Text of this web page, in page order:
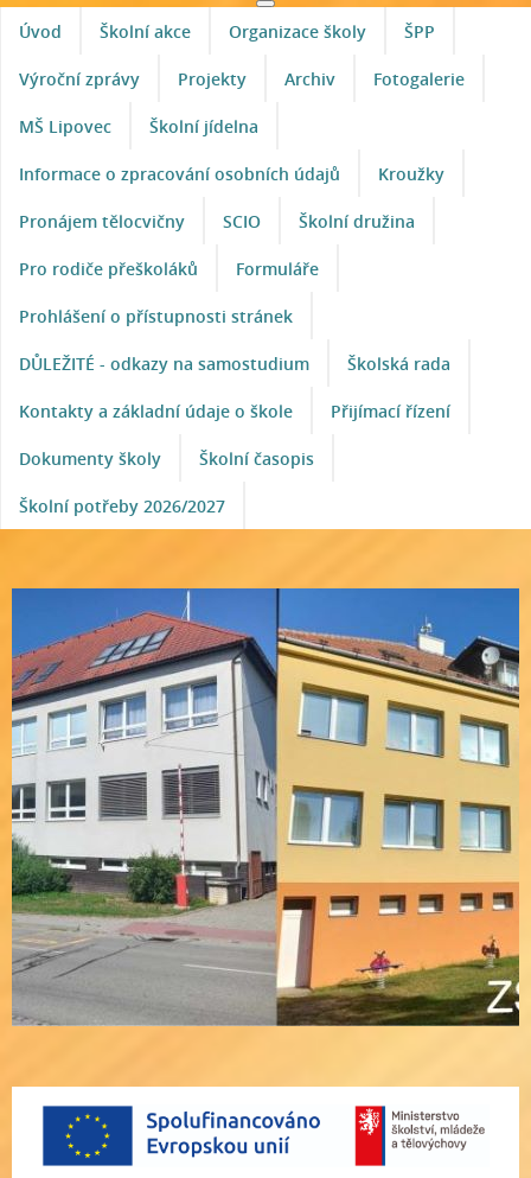
Úvod Školní akce Organizace školy ŠPP
Výroční zprávy Projekty Archiv Fotogalerie
MŠ Lipovec Školní jídelna
Informace o zpracování osobních údajů Kroužky
Pronájem tělocvičny SCIO Školní družina
Pro rodiče přeškoláků Formuláře
Prohlášení o přístupnosti stránek
DŮLEŽITÉ - odkazy na samostudium Školská rada
Kontakty a základní údaje o škole Přijímací řízení
Dokumenty školy Školní časopis
Školní potřeby 2026/2027